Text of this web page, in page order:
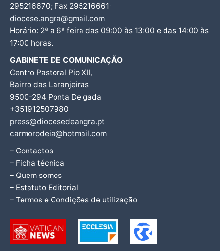
295216670; Fax 295216661;
diocese.angra@gmail.com
Horário: 2ª a 6ª feira das 09:00 às 13:00 e das 14:00 às
17:00 horas.
GABINETE DE COMUNICAÇÃO
Centro Pastoral Pio XII,
Bairro das Laranjeiras
9500-294 Ponta Delgada
+351912507980
press@diocesedeangra.pt
carmorodeia@hotmail.com
– Contactos
– Ficha técnica
– Quem somos
– Estatuto Editorial
– Termos e Condições de utilização